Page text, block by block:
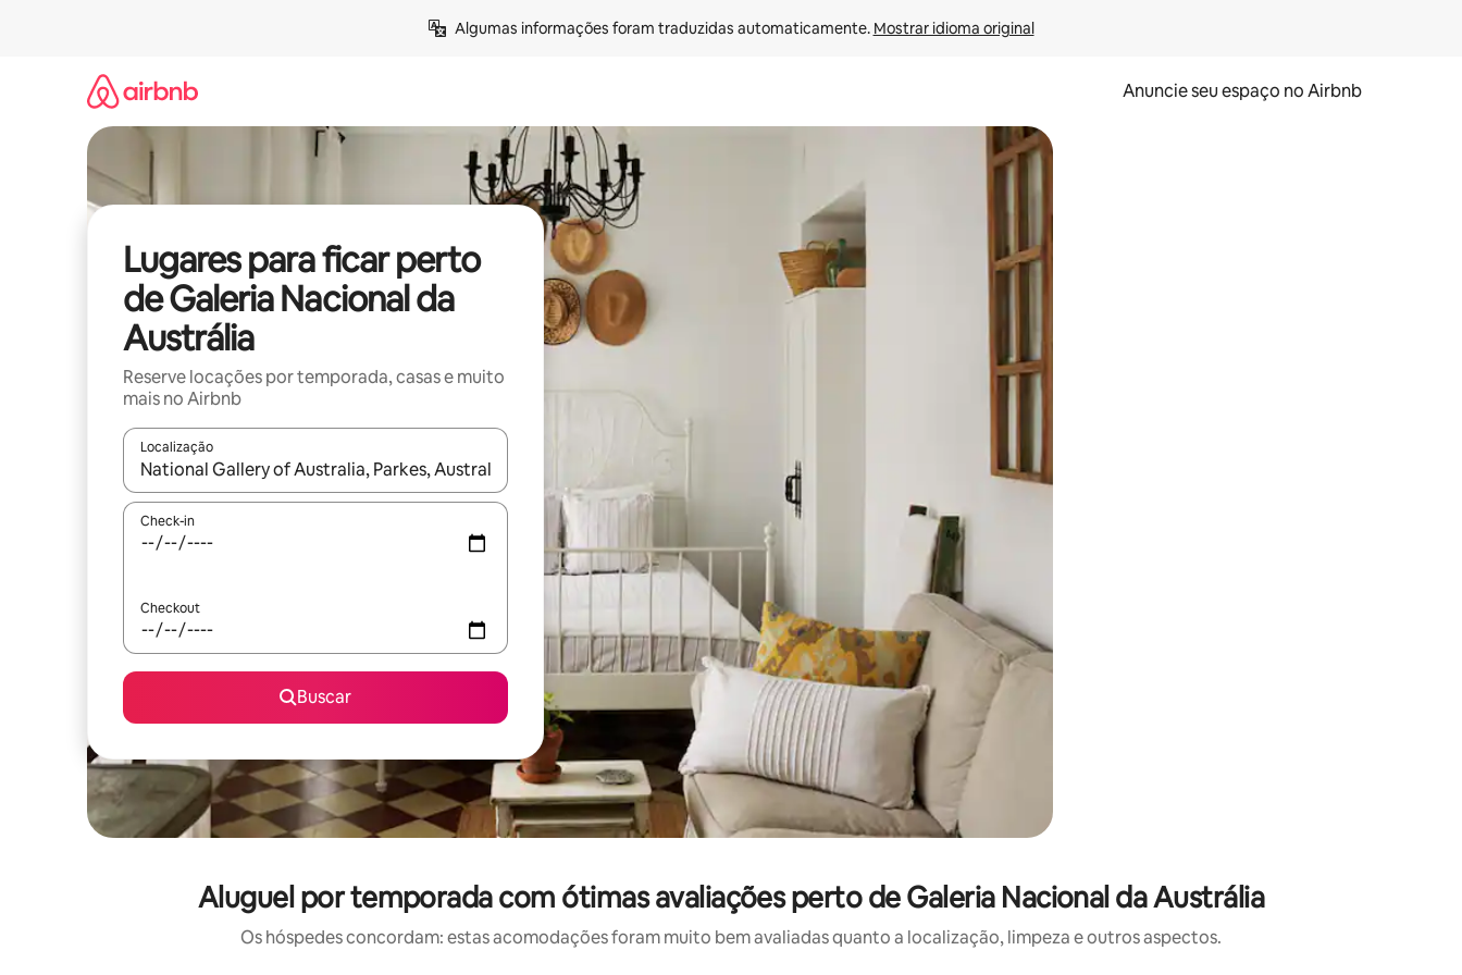
Algumas informações foram traduzidas automaticamente. Mostrar idioma original
Anuncie seu espaço no Airbnb
Lugares para ficar perto
de Galeria Nacional da
Austrália
Reserve locações por temporada, casas e muito
mais no Airbnb
Localização
Quando os resultados estiverem disponíveis, explore-os usando as seta para cima e para baixo do teclado ou tocando e deslizando o dedo na tela.
Check-in
Checkout
Buscar
Aluguel por temporada com ótimas avaliações perto de Galeria Nacional da Austrália
Os hóspedes concordam: estas acomodações foram muito bem avaliadas quanto a localização, limpeza e outros aspectos.